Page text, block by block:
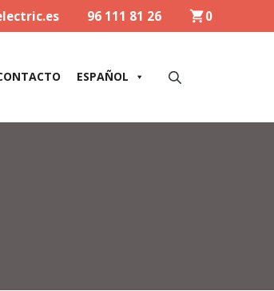
96 111 81 26 0
ESPAÑOL